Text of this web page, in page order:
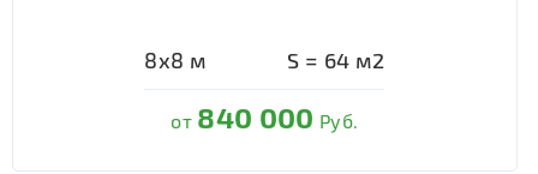
8х8 м S = 64 м2
от 840 000 Руб.